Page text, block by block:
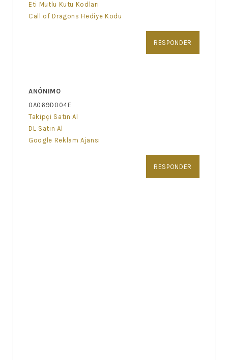
Eti Mutlu Kutu Kodları
Call of Dragons Hediye Kodu
RESPONDER
ANÓNIMO
0A069D004E
Takipçi Satın Al
DL Satın Al
Google Reklam Ajansı
RESPONDER